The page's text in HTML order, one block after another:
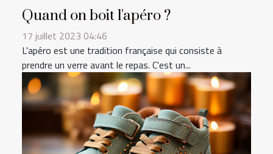
Quand on boit l'apéro ?
17 juillet 2023 04:46
L'apéro est une tradition française qui consiste à
prendre un verre avant le repas. C'est un...